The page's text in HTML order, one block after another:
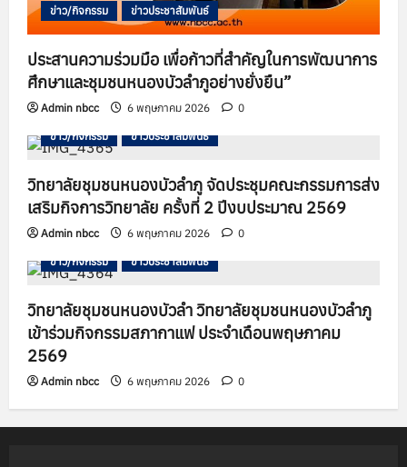
ข่าว/กิจกรรม ข่าวประชาสัมพันธ์
ประสานความร่วมมือ เพื่อก้าวที่สำคัญในการพัฒนาการ
ศึกษาและชุมชนหนองบัวลำภูอย่างยั่งยืน”
Admin nbcc 6 พฤษภาคม 2026 0
ข่าว/กิจกรรม ข่าวประชาสัมพันธ์
วิทยาลัยชุมชนหนองบัวลำภู จัดประชุมคณะกรรมการส่ง
เสริมกิจการวิทยาลัย ครั้งที่ 2 ปีงบประมาณ 2569
Admin nbcc 6 พฤษภาคม 2026 0
ข่าว/กิจกรรม ข่าวประชาสัมพันธ์
วิทยาลัยชุมชนหนองบัวลำ วิทยาลัยชุมชนหนองบัวลำภู
เข้าร่วมกิจกรรมสภากาแฟ ประจำเดือนพฤษภาคม
2569
Admin nbcc 6 พฤษภาคม 2026 0